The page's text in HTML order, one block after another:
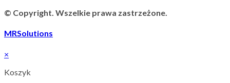
© Copyright. Wszelkie prawa zastrzeżone.
MRSolutions
×
Koszyk